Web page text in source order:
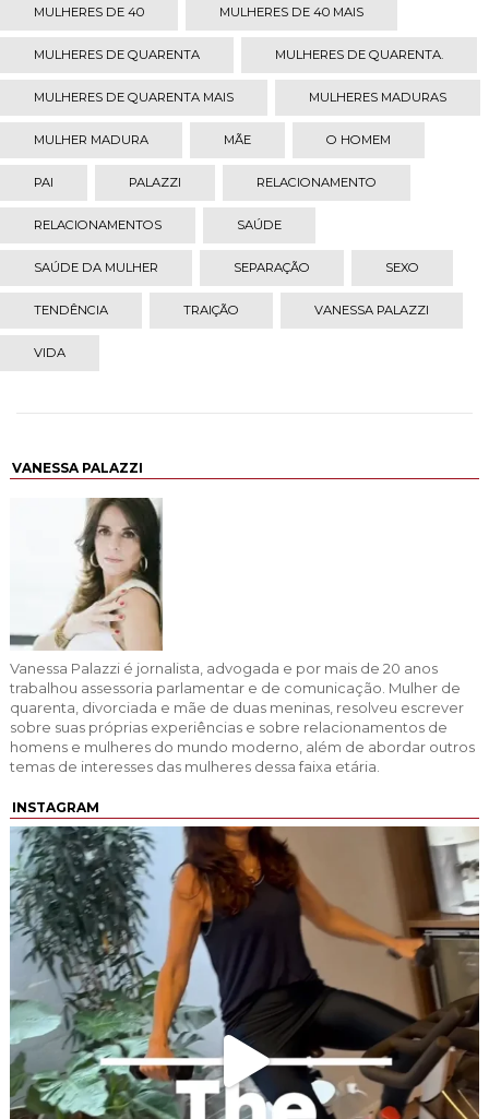
MULHERES DE 40 MULHERES DE 40 MAIS
MULHERES DE QUARENTA MULHERES DE QUARENTA.
MULHERES DE QUARENTA MAIS MULHERES MADURAS
MULHER MADURA MÃE O HOMEM
PAI PALAZZI RELACIONAMENTO
RELACIONAMENTOS SAÚDE
SAÚDE DA MULHER SEPARAÇÃO SEXO
TENDÊNCIA TRAIÇÃO VANESSA PALAZZI
VIDA
VANESSA PALAZZI
Vanessa Palazzi é jornalista, advogada e por mais de 20 anos
trabalhou assessoria parlamentar e de comunicação. Mulher de
quarenta, divorciada e mãe de duas meninas, resolveu escrever
sobre suas próprias experiências e sobre relacionamentos de
homens e mulheres do mundo moderno, além de abordar outros
temas de interesses das mulheres dessa faixa etária.
INSTAGRAM